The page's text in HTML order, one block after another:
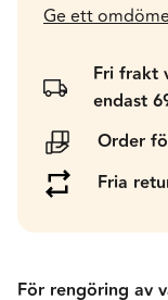
Ge ett
Fri frakt
endast
Order
Fria
För rengöring av